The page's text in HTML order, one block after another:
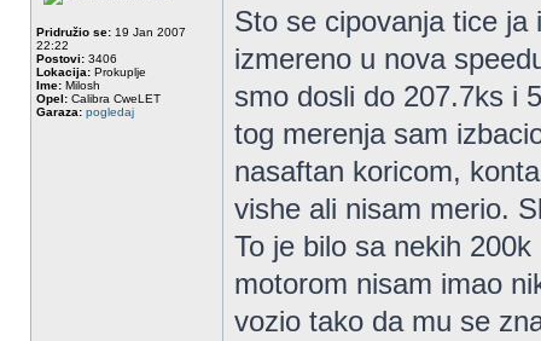
Pridružio se: 19 Jan 2007
22:22
Postovi: 3406
Lokacija: Prokuplje
Ime: Milosh
Opel: Calibra CweLET
Garaza: pogledaj
Sto se cipovanja tice
izmereno u nova
smo dosli do 207.7ks i
tog merenja sam
nasaftan koricom,
vishe ali nisam merio.
To je bilo sa nekih
motorom nisam imao
vozio tako da mu se